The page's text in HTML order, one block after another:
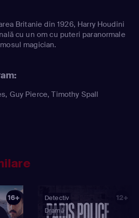
Britanie din 1926, Harry Houdini
cu un om cu puteri paranormale
magician.
, Guy Pierce,Timothy Spall
16+
Detectiv
Dramă
12+